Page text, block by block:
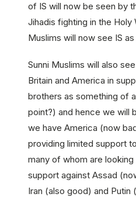
of IS will now be seen by
Jihadis fighting in the Holy
Muslims will now see IS
Sunni Muslims will also
Britain and America in
brothers as something of
point?) and hence we will
we have America (now
providing limited support
many of whom are
support against Assad
Iran (also good) and Putin